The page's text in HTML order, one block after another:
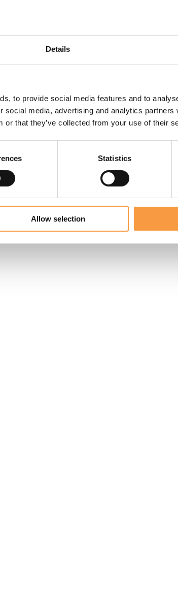
Details
to provide social media features and to
social media, advertising and analytics partners
or that they’ve collected from your use of their
Statistics
Allow selection
waarderen. De hele kaas weegt minimaal 10,5
de hele kaas wilt ontvangen, of liever stukken
zoals u het wilt!